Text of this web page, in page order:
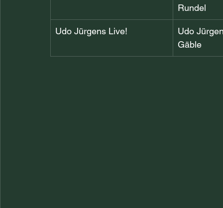
Rundel
Udo Jürgens Live!
Udo
Gäble